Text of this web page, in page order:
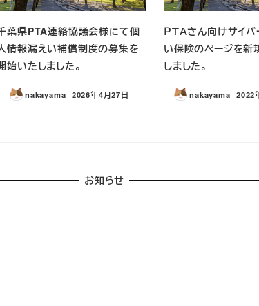
葉県PTA連絡協議会様にて個
情報漏えい補償制度の募集を
始いたしました。
nakayama
投稿日
2026年4月27日
ＰＴＡさん向けサイ
い保険のページを新
しました。
nakayama
投稿
2022
お知らせ